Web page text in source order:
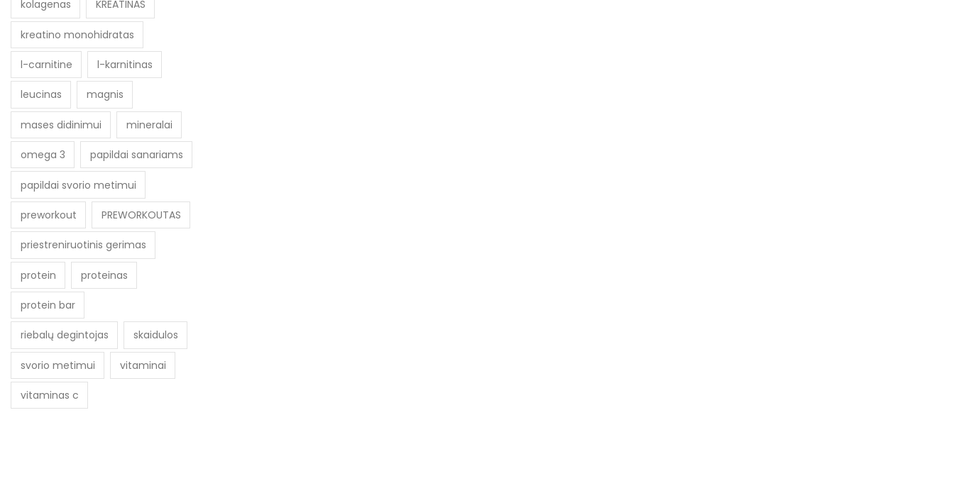
kolagenas KREATINAS
kreatino monohidratas
l-carnitine l-karnitinas
leucinas magnis
mases didinimui mineralai
omega 3 papildai sanariams
papildai svorio metimui
preworkout PREWORKOUTAS
priestreniruotinis gerimas
protein proteinas
protein bar
riebalų degintojas skaidulos
svorio metimui vitaminai
vitaminas c